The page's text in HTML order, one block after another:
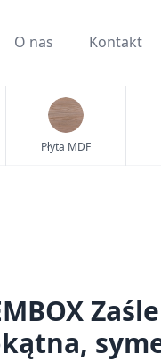
O nas Kontakt
Płyta MDF